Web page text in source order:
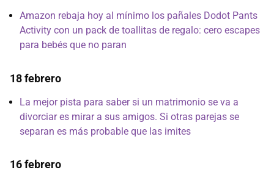
Amazon rebaja hoy al mínimo los pañales Dodot Pants
Activity con un pack de toallitas de regalo: cero escapes
para bebés que no paran
18 febrero
La mejor pista para saber si un matrimonio se va a
divorciar es mirar a sus amigos. Si otras parejas se
separan es más probable que las imites
16 febrero